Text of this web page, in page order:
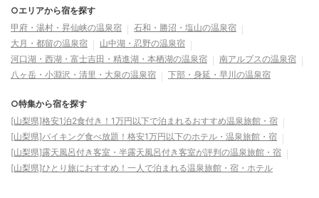
○エリアから宿を探す
甲府・湯村・昇仙峡の温泉宿
石和・勝沼・塩山の温泉宿
大月・都留の温泉宿
山中湖・忍野の温泉宿
河口湖・西湖・富士吉田・精進湖・本栖湖の温泉宿
南アルプスの温泉宿
八ヶ岳・小淵沢・清里・大泉の温泉宿
下部・身延・早川の温泉宿
○特集から宿を探す
[山梨県]格安1泊2食付き！1万円以下で泊まれるおすすめ温泉旅館・宿
[山梨県]バイキング食べ放題！格安1万円以下のホテル・温泉旅館・宿
[山梨県]露天風呂付き客室・半露天風呂付き客室が評判の温泉旅館・宿
[山梨県]ひとり旅におすすめ！一人で泊まれる温泉旅館・宿・ホテル